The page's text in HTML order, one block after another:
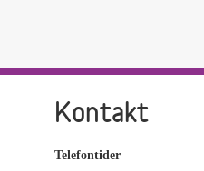
Kontakt
Telefontider